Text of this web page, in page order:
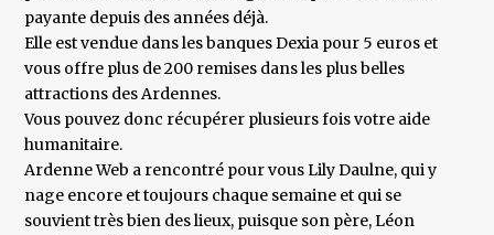
payante depuis des années déjà.
Elle est vendue dans les banques Dexia pour 5 euros et
vous offre plus de 200 remises dans les plus belles
attractions des Ardennes.
Vous pouvez donc récupérer plusieurs fois votre aide
humanitaire.
Ardenne Web a rencontré pour vous Lily Daulne, qui y
nage encore et toujours chaque semaine et qui se
souvient très bien des lieux, puisque son père, Léon